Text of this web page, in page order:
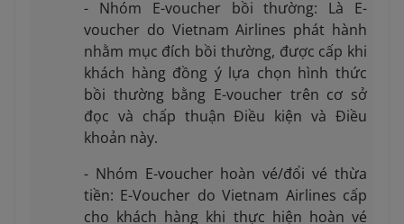
- Nhóm E-voucher bồi thường: Là E-
voucher do Vietnam Airlines phát hành
nhằm mục đích bồi thường, được cấp khi
khách hàng đồng ý lựa chọn hình thức
bồi thường bằng E-voucher trên cơ sở
đọc và chấp thuận Điều kiện và Điều
khoản này.
- Nhóm E-voucher hoàn vé/đổi vé thừa
tiền: E-Voucher do Vietnam Airlines cấp
cho khách hàng khi thực hiện hoàn vé